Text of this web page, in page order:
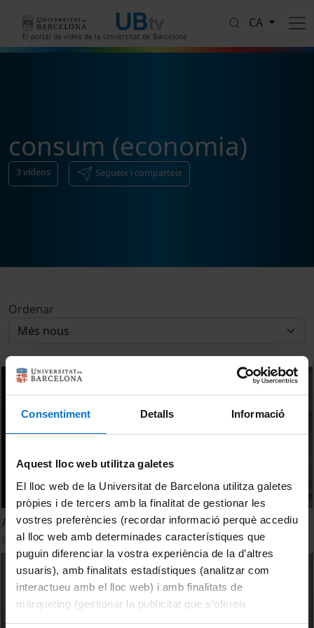
Consentiment Detalls Informació
Aquest lloc web utilitza galetes
El lloc web de la Universitat de Barcelona utilitza galetes
pròpies i de tercers amb la finalitat de gestionar les
vostres preferències (recordar informació perquè accediu
al lloc web amb determinades característiques que
puguin diferenciar la vostra experiència de la d’altres
usuaris), amb finalitats estadístiques (analitzar com
interactueu amb el lloc web) i amb finalitats de
màrqueting (gestionar la publicitat que s’ofereix
adequant-la en funció dels vostres hàbits de navegació).
El portal de vídeo de la Universitat de Barcelona
CA
consum (economia)
3vídeos Segueix i comparteix
Ordenar
A bord del Beagle T2. Consumeixo, per tant existeixo?
6 febrer, 2023